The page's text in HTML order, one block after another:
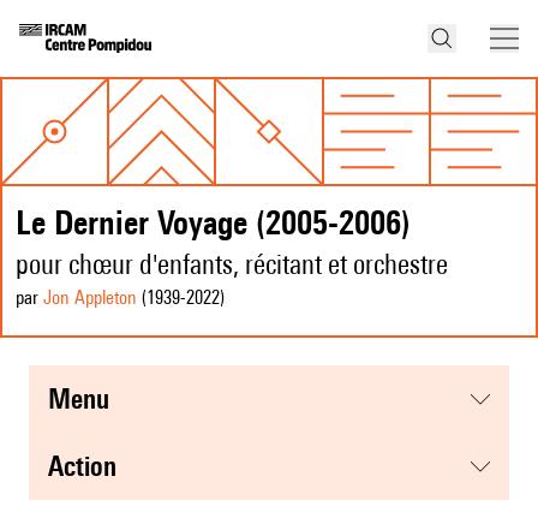
Le Dernier Voyage (2005-2006)
pour chœur d'enfants, récitant et orchestre
par Jon Appleton (1939-2022)
menu
action